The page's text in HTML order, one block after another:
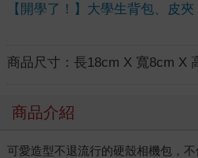
【開學了！】大學生背包、皮夾
商品尺寸： 長18cm X 寬8cm X
商品介紹
可愛造型不退流行的硬殼相機包，